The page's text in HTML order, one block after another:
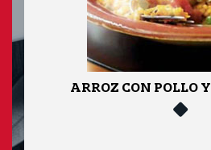
ARROZ CON POLLO